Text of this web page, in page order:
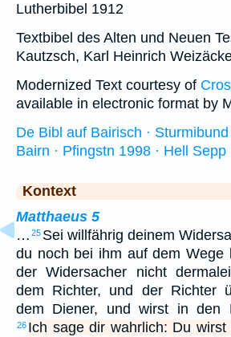
Lutherbibel 1912
Textbibel des Alten und Neuen
Kautzsch, Karl Heinrich
Modernized Text courtesy of
available in electronic format by
De Bibl auf Bairisch · Sturmibund
Bairn · Pfingstn 1998 · Hell Sepp
Kontext
Matthaeus 5
… 25 Sei willfährig deinem
du noch bei ihm auf dem Wege
der Widersacher nicht
dem Richter, und der Richter
dem Diener, und wirst in den
26 Ich sage dir wahrlich: Du wirst